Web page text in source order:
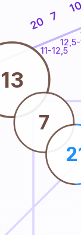
11-12,5
20 7
10
13
7